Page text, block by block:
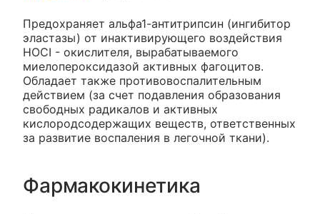
Предохраняет альфа1-антитрипсин (ингибитор
эластазы) от инактивирующего воздействия
HOCI - окислителя, вырабатываемого
миелопероксидазой активных фагоцитов.
Обладает также противовоспалительным
действием (за счет подавления образования
свободных радикалов и активных
кислородсодержащих веществ, ответственных
за развитие воспаления в легочной ткани).
Фармакокинетика